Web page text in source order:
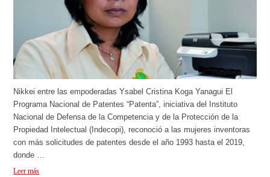
Nikkei entre las empoderadas Ysabel Cristina Koga Yanagui El
Programa Nacional de Patentes “Patenta”, iniciativa del Instituto
Nacional de Defensa de la Competencia y de la Protección de la
Propiedad Intelectual (Indecopi), reconoció a las mujeres inventoras
con más solicitudes de patentes desde el año 1993 hasta el 2019,
donde …
Leer más